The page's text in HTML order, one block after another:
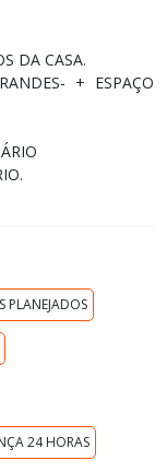
DA CASA.
+ ESPAÇO
PLANEJADOS
24 HORAS